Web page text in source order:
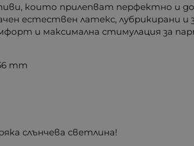
които прилепват перфектно и
естествен латекс, лубрикирани и
и максимална стимулация за
mm
слънчева светлина!